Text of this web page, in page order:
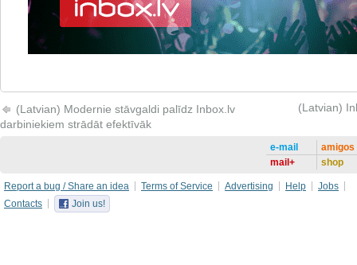
(Latvian) Modernie stāvgaldi palīdz Inbox.lv
darbiniekiem strādāt efektīvāk
(Latvian)
e-mail
mail+
amigos
shop
Report a bug / Share an idea Terms of Service Advertising Help
Jobs
Contacts
Join us!